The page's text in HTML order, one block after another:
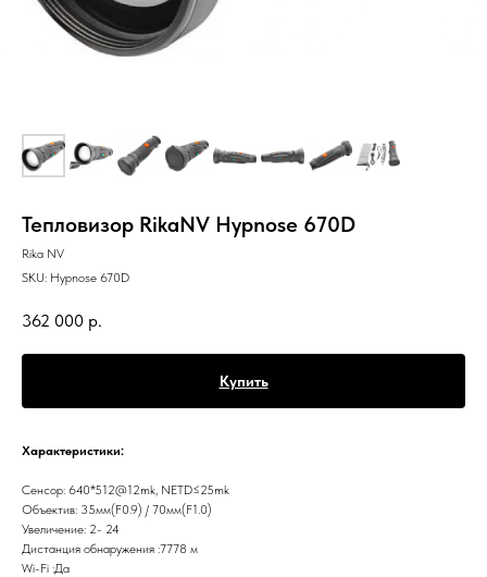
Тепловизор RikaNV Hypnose 670D
Rika NV
SKU: Hypnose 670D
362 000 р.
Купить
Характеристики:
Сенсор: 640*512@12mk, NETD≤25mk
Объектив: 35мм(F0.9) / 70мм(F1.0)
Увеличение: 2- 24
Дистанция обнаружения :7778 м
Wi-Fi :Да